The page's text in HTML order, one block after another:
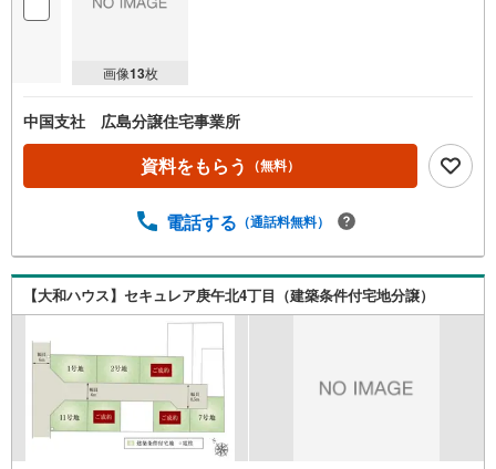
画像13枚
中国支社 広島分譲住宅事業所
資料をもらう （無料）
電話する （通話料無料）
【大和ハウス】セキュレア庚午北4丁目（建築条件付宅地分譲）